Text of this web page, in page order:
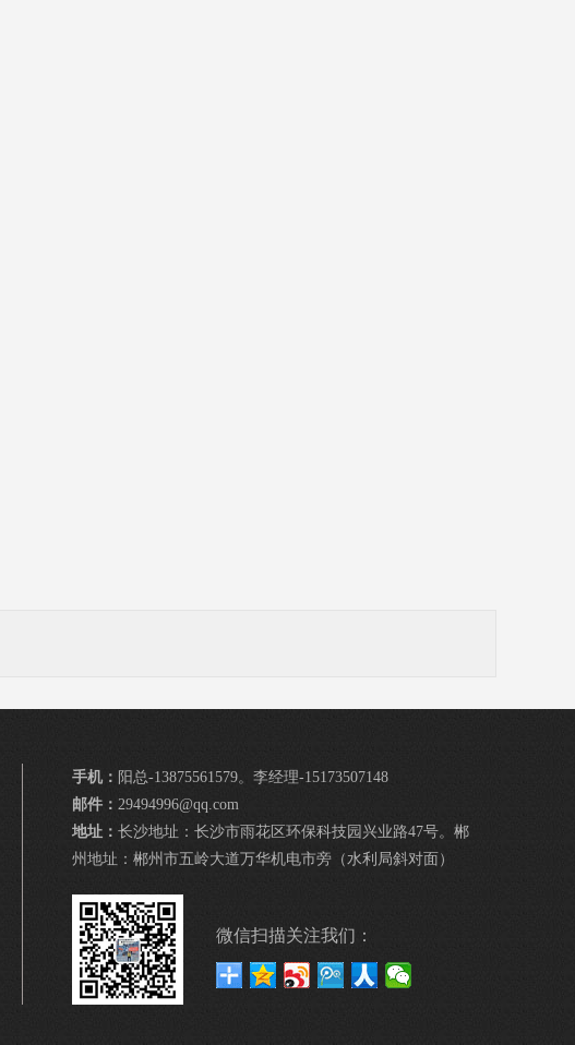
手机： 阳总-13875561579。李经理-15173507148
邮件： 29494996@qq.com
地址： 长沙地址：长沙市雨花区环保科技园兴业路47号。郴
州地址：郴州市五岭大道万华机电市旁（水利局斜对面）
微信扫描关注我们：